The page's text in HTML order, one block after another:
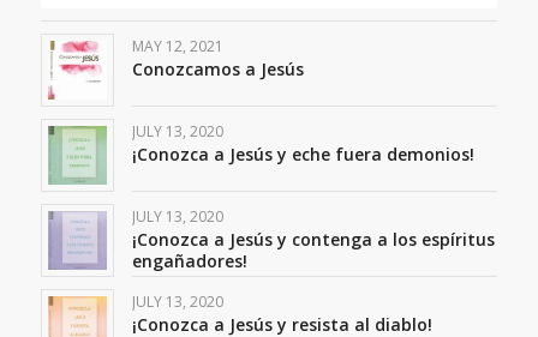
MAY 12, 2021
Conozcamos a Jesús
JULY 13, 2020
¡Conozca a Jesús y eche fuera demonios!
JULY 13, 2020
¡Conozca a Jesús y contenga a los espíritus
engañadores!
JULY 13, 2020
¡Conozca a Jesús y resista al diablo!